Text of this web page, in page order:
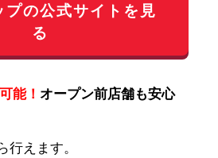
プの公式サイトを見
る
能！ オープン前店舗も安心
行えます。